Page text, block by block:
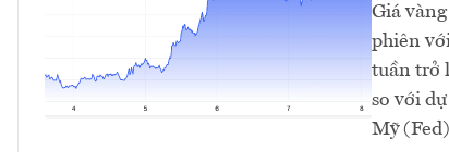
Giá
phiên
tuần trở
so với
Mỹ